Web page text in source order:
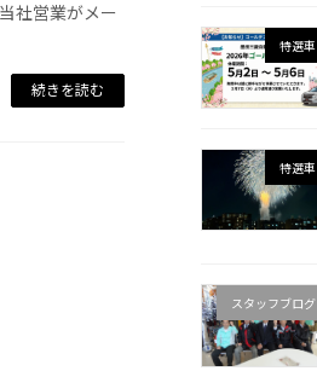
社営業がメー
続きを読む
特選車
特選車
スタッフブログ